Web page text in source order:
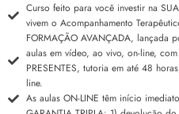
Curso feito para você investir na
vivem o Acompanhamento
FORMAÇÃO AVANÇADA, lançada
aulas em vídeo, ao vivo, on-line,
PRESENTES, tutoria em até 48
line.
As aulas ON-LINE têm início